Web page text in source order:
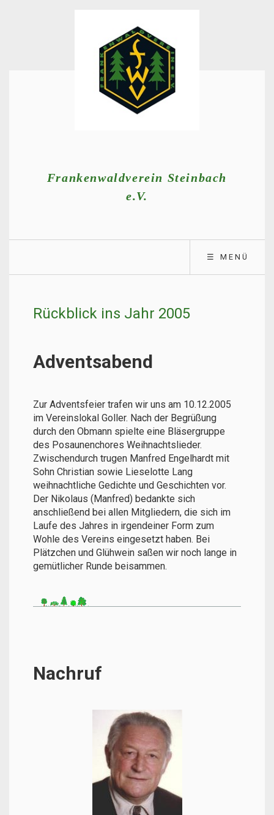
Frankenwaldverein Steinbach
e.V.
☰ MENÜ
Rückblick ins Jahr 2005
Adventsabend
Zur Adventsfeier trafen wir uns am 10.12.2005
im Vereinslokal Goller. Nach der Begrüßung
durch den Obmann spielte eine Bläsergruppe
des Posaunenchores Weihnachtslieder.
Zwischendurch trugen Manfred Engelhardt mit
Sohn Christian sowie Lieselotte Lang
weihnachtliche Gedichte und Geschichten vor.
Der Nikolaus (Manfred) bedankte sich
anschließend bei allen Mitgliedern, die sich im
Laufe des Jahres in irgendeiner Form zum
Wohle des Vereins eingesetzt haben. Bei
Plätzchen und Glühwein saßen wir noch lange in
gemütlicher Runde beisammen.
Nachruf